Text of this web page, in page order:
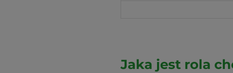
Jaka jest rola